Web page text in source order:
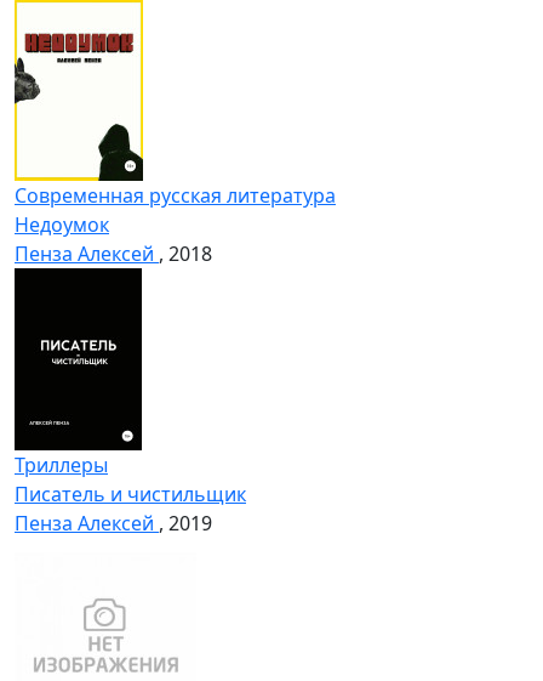
Современная русская литература
Недоумок
Пенза Алексей , 2018
Триллеры
Писатель и чистильщик
Пенза Алексей , 2019